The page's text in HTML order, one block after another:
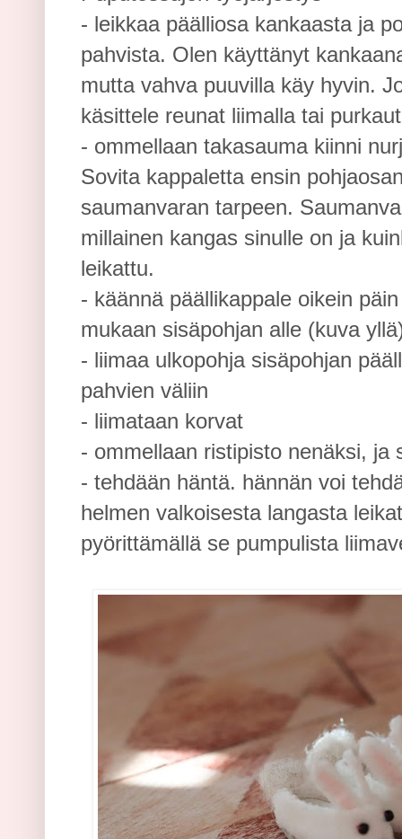
- leikkaa päälliosa kankaasta ja
pahvista. Olen käyttänyt
mutta vahva puuvilla käy hyvin.
käsittele reunat liimalla tai
- ommellaan takasauma kiinni
Sovita kappaletta ensin
saumanvaran tarpeen.
millainen kangas sinulle on ja
leikattu.
- käännä päällikappale oikein
mukaan sisäpohjan alle (kuva
- liimaa ulkopohja sisäpohjan
pahvien väliin
- liimataan korvat
- ommellaan ristipisto nenäksi, ja
- tehdään häntä. hännän voi
helmen valkoisesta langasta
pyörittämällä se pumpulista